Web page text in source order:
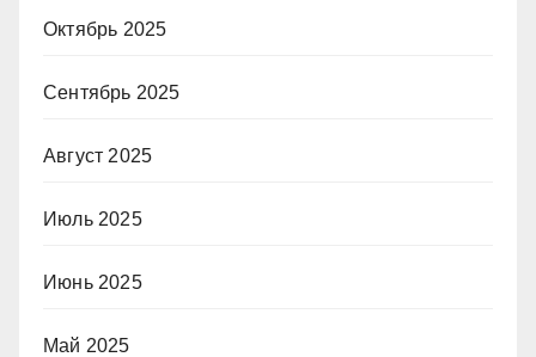
Октябрь 2025
Сентябрь 2025
Август 2025
Июль 2025
Июнь 2025
Май 2025